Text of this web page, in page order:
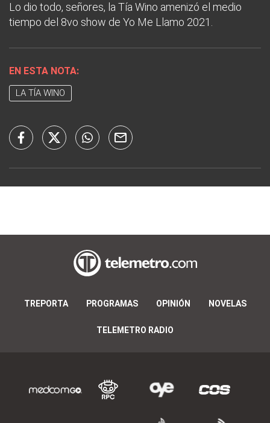
Lo dio todo, señores, la Tía Wino amenizó el medio
tiempo del 8vo show de Yo Me Llamo 2021.
EN ESTA NOTA:
LA TÍA WINO
TREPORTA PROGRAMAS OPINIÓN NOVELAS
TELEMETRO RADIO